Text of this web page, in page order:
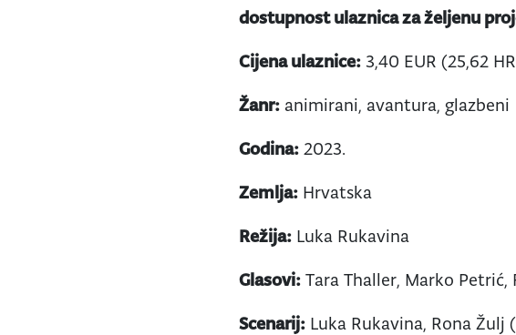
dostupnost ulaznica za željenu
Cijena ulaznice: 3,40 EUR (25,62
Žanr: animirani, avantura, glazbeni
Godina: 2023.
Zemlja: Hrvatska
Režija: Luka Rukavina
Glasovi: Tara Thaller, Marko Petrić,
Scenarij: Luka Rukavina, Rona Žulj